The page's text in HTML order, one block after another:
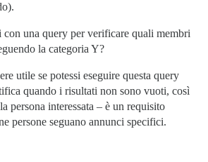
una query per verificare quali membri
la categoria Y?
utile se potessi eseguire questa query
quando i risultati non sono vuoti, così
persona interessata – è un requisito
persone seguano annunci specifici.